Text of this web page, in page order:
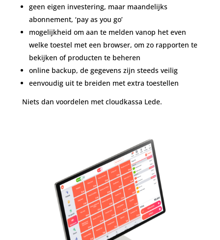
geen eigen investering, maar maandelijks
abonnement, ‘pay as you go’
mogelijkheid om aan te melden vanop het even
welke toestel met een browser, om zo rapporten te
bekijken of producten te beheren
online backup, de gegevens zijn steeds veilig
eenvoudig uit te breiden met extra toestellen
Niets dan voordelen met cloudkassa Lede.